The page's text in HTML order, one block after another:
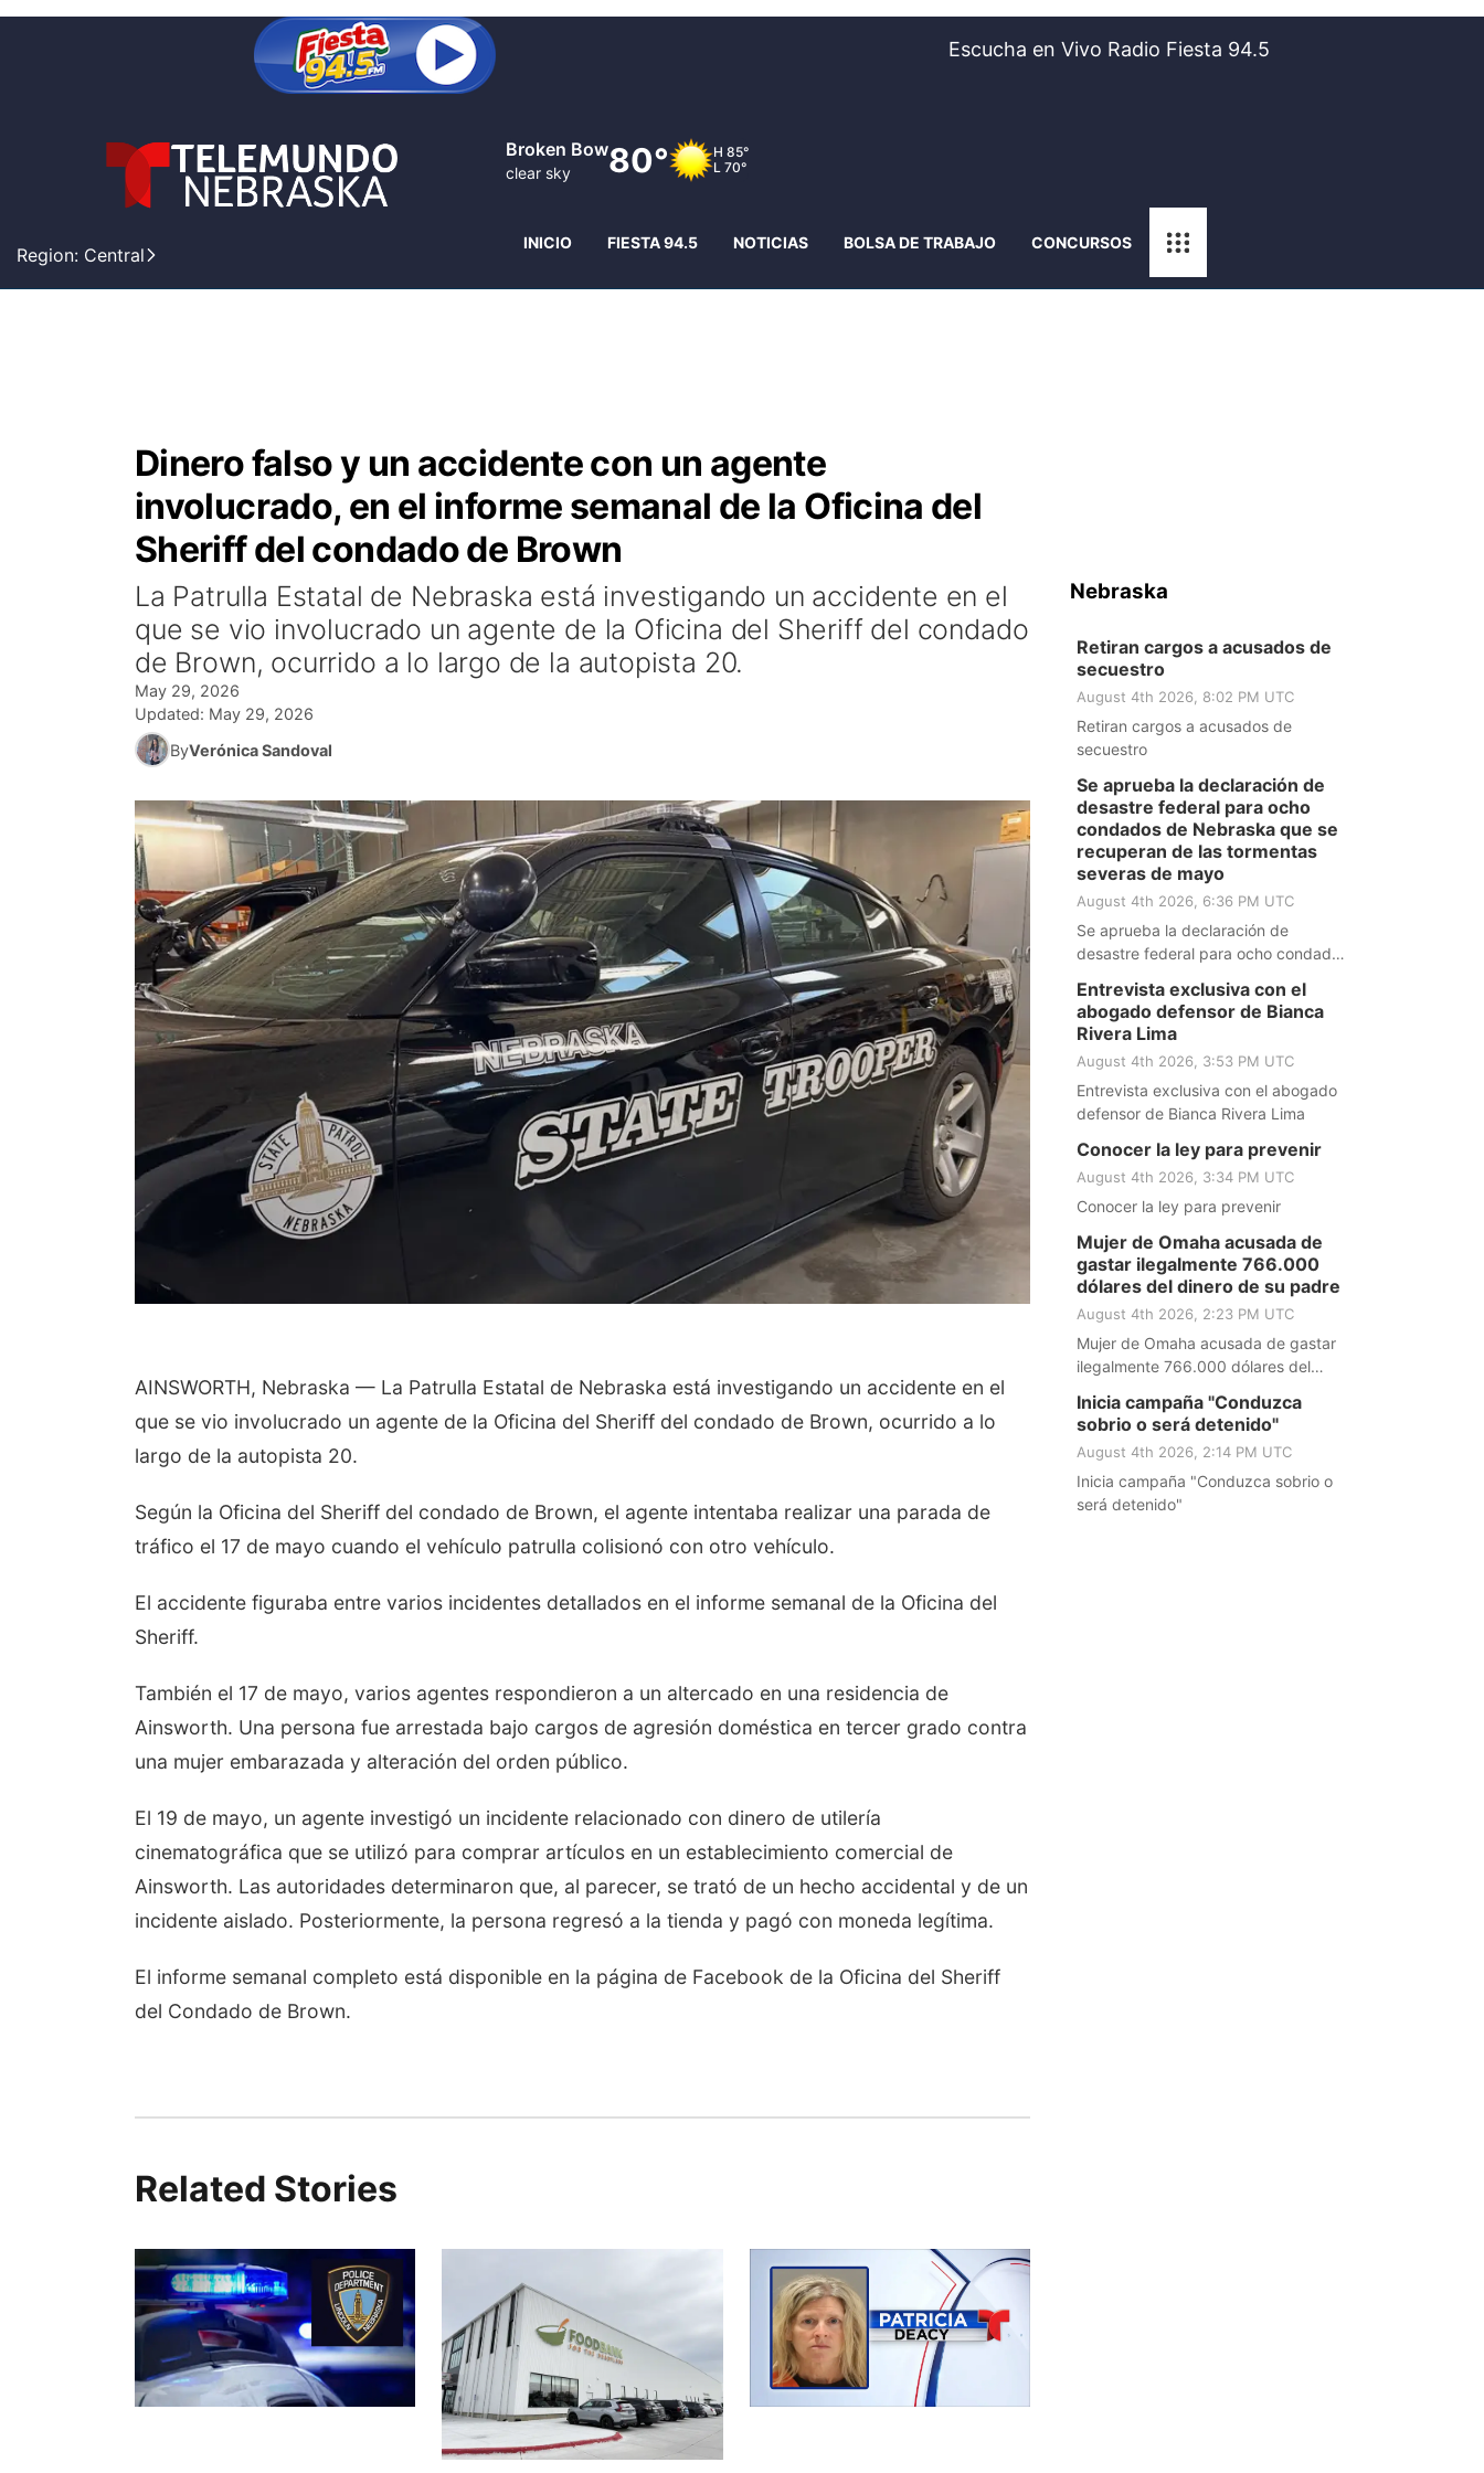
Escucha en Vivo Radio Fiesta 94.5
Region: Central
Mc Cook
clear sky 85° H 87°
L 72°
INICIO FIESTA 94.5 NOTICIAS BOLSA DE TRABAJO CONCURSOS
Dinero falso y un accidente con un agente
involucrado, en el informe semanal de la Oficina del
Sheriff del condado de Brown
La Patrulla Estatal de Nebraska está investigando un accidente en el
que se vio involucrado un agente de la Oficina del Sheriff del condado
de Brown, ocurrido a lo largo de la autopista 20.
May 29, 2026
Updated: May 29, 2026
ByVerónica Sandoval
AINSWORTH, Nebraska — La Patrulla Estatal de Nebraska está investigando un accidente en el
que se vio involucrado un agente de la Oficina del Sheriff del condado de Brown, ocurrido a lo
largo de la autopista 20.
Según la Oficina del Sheriff del condado de Brown, el agente intentaba realizar una parada de
tráfico el 17 de mayo cuando el vehículo patrulla colisionó con otro vehículo.
El accidente figuraba entre varios incidentes detallados en el informe semanal de la Oficina del
Sheriff.
También el 17 de mayo, varios agentes respondieron a un altercado en una residencia de
Ainsworth. Una persona fue arrestada bajo cargos de agresión doméstica en tercer grado contra
una mujer embarazada y alteración del orden público.
El 19 de mayo, un agente investigó un incidente relacionado con dinero de utilería
cinematográfica que se utilizó para comprar artículos en un establecimiento comercial de
Ainsworth. Las autoridades determinaron que, al parecer, se trató de un hecho accidental y de un
incidente aislado. Posteriormente, la persona regresó a la tienda y pagó con moneda legítima.
El informe semanal completo está disponible en la página de Facebook de la Oficina del Sheriff
del Condado de Brown.
Related Stories
Nebraska
Retiran cargos a acusados de
secuestro
August 4th 2026, 8:02 PM UTC
Retiran cargos a acusados de
secuestro
Se aprueba la declaración de
desastre federal para ocho
condados de Nebraska que se
recuperan de las tormentas
severas de mayo
August 4th 2026, 6:36 PM UTC
Se aprueba la declaración de
desastre federal para ocho condados
tormentas severas de mayo
Entrevista exclusiva con el
abogado defensor de Bianca
Rivera Lima
August 4th 2026, 3:53 PM UTC
Entrevista exclusiva con el abogado
defensor de Bianca Rivera Lima
Conocer la ley para prevenir
August 4th 2026, 3:34 PM UTC
Conocer la ley para prevenir
Mujer de Omaha acusada de
gastar ilegalmente 766.000
dólares del dinero de su padre
August 4th 2026, 2:23 PM UTC
Mujer de Omaha acusada de gastar
ilegalmente 766.000 dólares del
Inicia campaña "Conduzca
sobrio o será detenido"
August 4th 2026, 2:14 PM UTC
Inicia campaña "Conduzca sobrio o
será detenido"